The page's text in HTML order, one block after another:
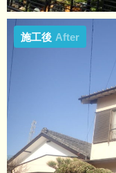
施工後 After